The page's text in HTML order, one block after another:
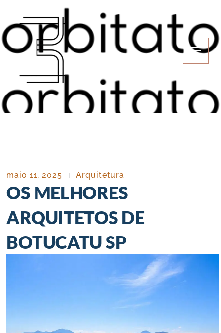
para
o
conteúdo
maio 11, 2025 Arquitetura
OS MELHORES
ARQUITETOS DE
BOTUCATU SP